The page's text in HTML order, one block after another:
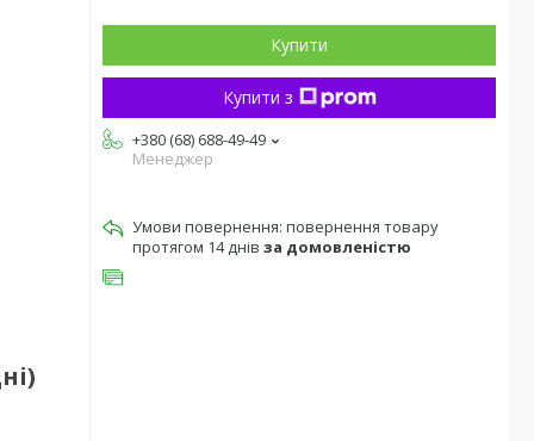
Купити
Купити з
+380 (68) 688-49-49
Менеджер
повернення товару
протягом 14 днів за домовленістю